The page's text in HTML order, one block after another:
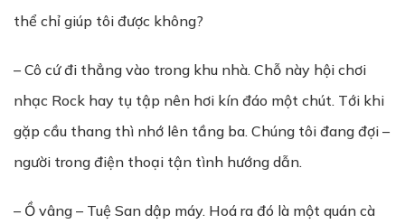
thể chỉ giúp tôi được không?
– Cô cứ đi thẳng vào trong khu nhà. Chỗ này hội chơi
nhạc Rock hay tụ tập nên hơi kín đáo một chút. Tới khi
gặp cầu thang thì nhớ lên tầng ba. Chúng tôi đang đợi –
người trong điện thoại tận tình hướng dẫn.
– Ồ vâng – Tuệ San dập máy. Hoá ra đó là một quán cà